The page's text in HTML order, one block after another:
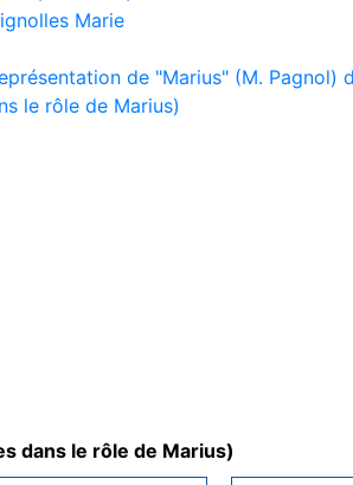
Marie
de "Marius" (M. Pagnol)
le rôle de Marius)
dans le rôle de Marius)